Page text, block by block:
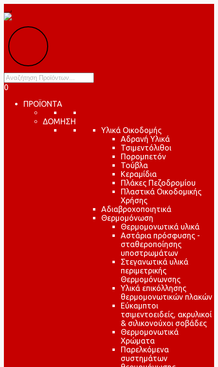
Products
search
0
ΠΡΟΪΟΝΤΑ
ΔΟΜΗΣΗ
Υλικά Οικοδομής
Αδρανή Υλικά
Τσιμεντόλιθοι
Πορομπετόν
Τούβλα
Κεραμίδια
Πλάκες Πεζοδρομίου
Πλαστικά Οικοδομικής
Χρήσης
Αδιαβροχοποιητικά
Θερμομόνωση
Θερμομονωτικά υλικά
Αστάρια πρόσφυσης -
σταθεροποίησης
υποστρωμάτων
Στεγανωτικά υλικά
περιμετρικής
Θερμομόνωνσης
Υλικά επικόλλησης
θερμομονωτικών πλακών
Εύκαμπτοι
τσιμεντοειδείς, ακρυλικοί
& σιλικονούχοι σοβάδες
Θερμομονωτικά
Χρώματα
Παρελκόμενα
συστημάτων